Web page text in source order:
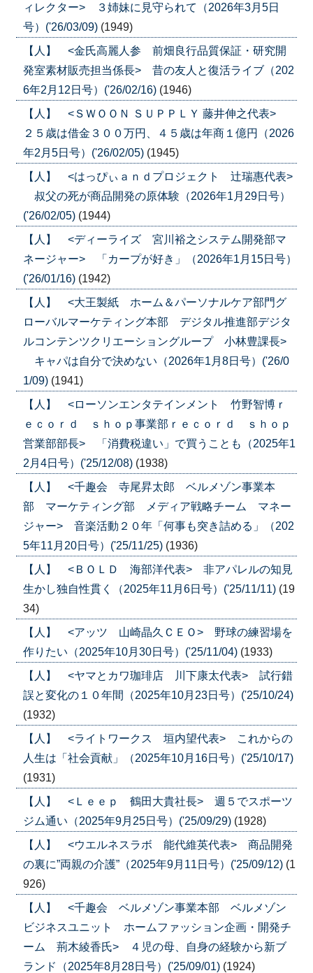
ィレクター> ３姉妹に見守られて（2026年3月5日
号）('26/03/09) (1949)
【人】 <金氏高麗人参 前畑良行品質保証・研究開
発室素材販売担当係長> 昔の友人と復活ライブ（202
6年2月12日号）('26/02/16) (1946)
【人】 <ＳＷＯＯＮ ＳＵＰＰＬＹ 藤井伸之代表>
２５歳は借金３００万円、４５歳は年商１億円（2026
年2月5日号）('26/02/05) (1945)
【人】 <はっぴぃａｎｄプロジェクト 辻瑞惠代表>
叔父の死が商品開発の原体験（2026年1月29日号）
('26/02/05) (1944)
【人】 <ディーライズ 宮川裕之システム開発部マ
ネージャー> 「カープが好き」（2026年1月15日号）
('26/01/16) (1942)
【人】 <大王製紙 ホーム＆パーソナルケア部門グ
ローバルマーケティング本部 デジタル推進部デジタ
ルコンテンツクリエーショングループ 小林豊課長>
キャパは自分で決めない（2026年1月8日号）('26/0
1/09) (1941)
【人】 <ローソンエンタテインメント 竹野智博ｒ
ｅｃｏｒｄ ｓｈｏｐ事業部ｒｅｃｏｒｄ ｓｈｏｐ
営業部部長> 「消費税違い」で買うことも（2025年1
2月4日号）('25/12/08) (1938)
【人】 <千趣会 寺尾昇太郎 ベルメゾン事業本
部 マーケティング部 メディア戦略チーム マネー
ジャー> 音楽活動２０年「何事も突き詰める」（202
5年11月20日号）('25/11/25) (1936)
【人】 <ＢＯＬＤ 海部洋代表> 非アパレルの知見
生かし独自性貫く（2025年11月6日号）('25/11/11) (19
34)
【人】 <アッツ 山崎晶久ＣＥＯ> 野球の練習場を
作りたい（2025年10月30日号）('25/11/04) (1933)
【人】 <ヤマとカワ珈琲店 川下康太代表> 試行錯
誤と変化の１０年間（2025年10月23日号）('25/10/24)
(1932)
【人】 <ライトワークス 垣内望代表> これからの
人生は「社会貢献」（2025年10月16日号）('25/10/17)
(1931)
【人】 <Ｌｅｅｐ 鶴田大貴社長> 週５でスポーツ
ジム通い（2025年9月25日号）('25/09/29) (1928)
【人】 <ウエルネスラボ 能代維英代表> 商品開発
の裏に”両親の介護”（2025年9月11日号）('25/09/12) (1
926)
【人】 <千趣会 ベルメゾン事業本部 ベルメゾン
ビジネスユニット ホームファッション企画・開発チ
ーム 荊木綾香氏> ４児の母、自身の経験から新ブ
ランド（2025年8月28日号）('25/09/01) (1924)